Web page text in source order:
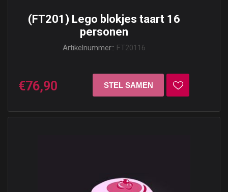
(FT201) Lego blokjes taart 16
personen
Artikelnummer:: FT20116
€76,90